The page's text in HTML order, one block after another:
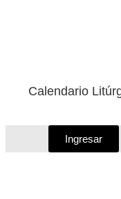
Calendario
Ingresar